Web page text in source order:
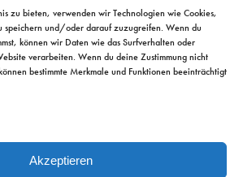
zu bieten, verwenden wir Technologien wie Cookies,
speichern und/oder darauf zuzugreifen. Wenn du
können wir Daten wie das Surfverhalten oder
verarbeiten. Wenn du deine Zustimmung nicht
bestimmte Merkmale und Funktionen beeinträchtigt
Akzeptieren